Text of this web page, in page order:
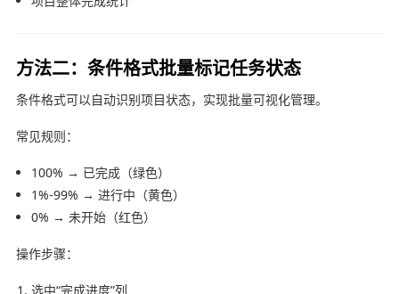
方法二：条件格式批量标记任务状态
条件格式可以自动识别项目状态，实现批量可视化管理。
常见规则：
100% → 已完成（绿色）
1%-99% → 进行中（黄色）
0% → 未开始（红色）
操作步骤：
选中“完成进度”列